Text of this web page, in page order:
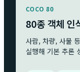
COCO 80
80종 객체 인
사람, 차량, 사물
실행해 기본 추론